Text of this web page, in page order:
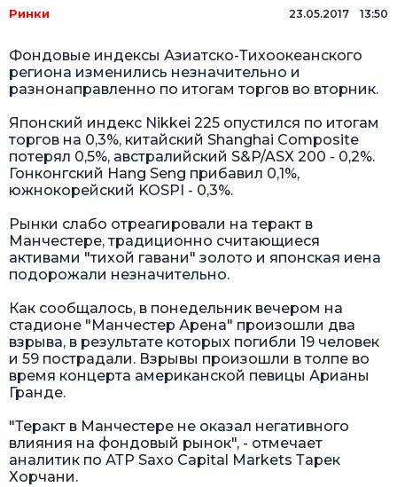
Ринки 23.05.2017 13:50
Фондовые индексы Азиатско-Тихоокеанского
региона изменились незначительно и
разнонаправленно по итогам торгов во вторник.
Японский индекс Nikkei 225 опустился по итогам
торгов на 0,3%, китайский Shanghai Composite
потерял 0,5%, австралийский S&P/ASX 200 - 0,2%.
Гонконгский Hang Seng прибавил 0,1%,
южнокорейский KOSPI - 0,3%.
Рынки слабо отреагировали на теракт в
Манчестере, традиционно считающиеся
активами "тихой гавани" золото и японская иена
подорожали незначительно.
Как сообщалось, в понедельник вечером на
стадионе "Манчестер Арена" произошли два
взрыва, в результате которых погибли 19 человек
и 59 пострадали. Взрывы произошли в толпе во
время концерта американской певицы Арианы
Гранде.
"Теракт в Манчестере не оказал негативного
влияния на фондовый рынок", - отмечает
аналитик по АТР Saxo Capital Markets Тарек
Хорчани.